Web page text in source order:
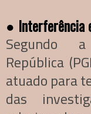
● Interferência
Segundo
República
atuado para
das